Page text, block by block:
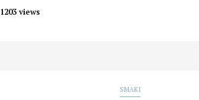
1203 views
SMAKI